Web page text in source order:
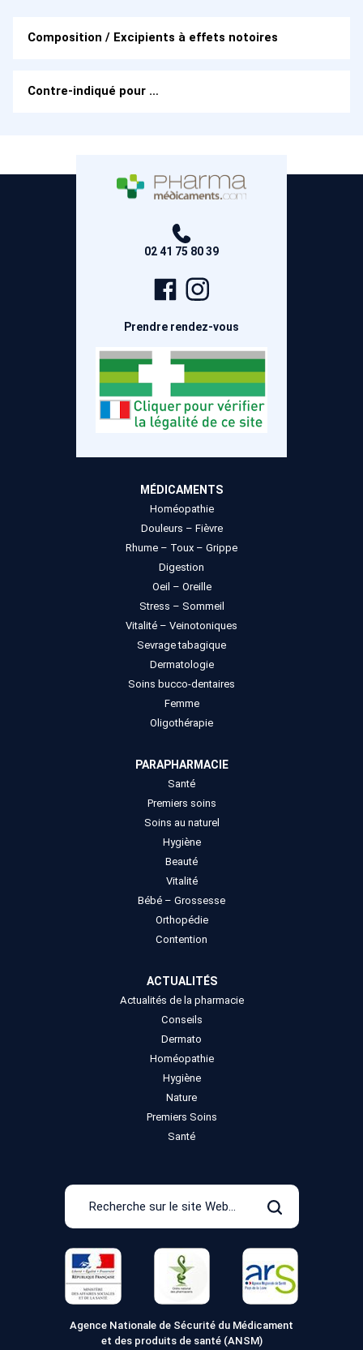
Composition / Excipients à effets notoires
Contre-indiqué pour …
02 41 75 80 39
Page
Facebook
Prendre rendez-vous
MÉDICAMENTS
Homéopathie
Douleurs – Fièvre
Rhume – Toux – Grippe
Digestion
Oeil – Oreille
Stress – Sommeil
Vitalité – Veinotoniques
Sevrage tabagique
Dermatologie
Soins bucco-dentaires
Femme
Oligothérapie
PARAPHARMACIE
Santé
Premiers soins
Soins au naturel
Hygiène
Beauté
Vitalité
Bébé – Grossesse
Orthopédie
Contention
ACTUALITÉS
Actualités de la pharmacie
Conseils
Dermato
Homéopathie
Hygiène
Nature
Premiers Soins
Santé
Recherche
le
site
Web
Rechercher
Agence Nationale de Sécurité du Médicament
et des produits de santé (ANSM)